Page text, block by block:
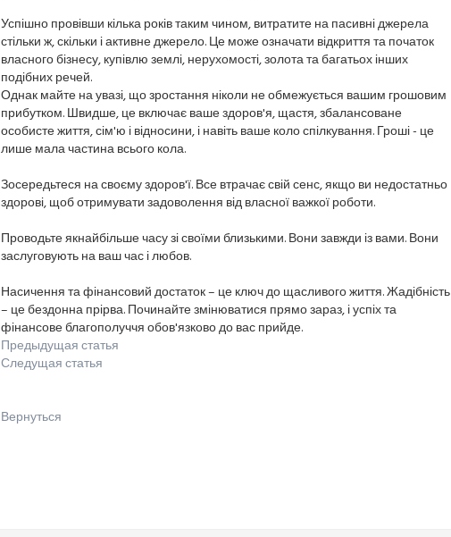
Успішно провівши кілька років таким чином, витратите на пасивні джерела
стільки ж, скільки і активне джерело. Це може означати відкриття та початок
власного бізнесу, купівлю землі, нерухомості, золота та багатьох інших
подібних речей.
Однак майте на увазі, що зростання ніколи не обмежується вашим грошовим
прибутком. Швидше, це включає ваше здоров'я, щастя, збалансоване
особисте життя, сім'ю і відносини, і навіть ваше коло спілкування. Гроші - це
лише мала частина всього кола.
Зосередьтеся на своєму здоров'ї. Все втрачає свій сенс, якщо ви недостатньо
здорові, щоб отримувати задоволення від власної важкої роботи.
Проводьте якнайбільше часу зі своїми близькими. Вони завжди із вами. Вони
заслуговують на ваш час і любов.
Насичення та фінансовий достаток – це ключ до щасливого життя. Жадібність
– це бездонна прірва. Починайте змінюватися прямо зараз, і успіх та
фінансове благополуччя обов'язково до вас прийде.
Предыдущая статья
Следущая статья
Вернуться